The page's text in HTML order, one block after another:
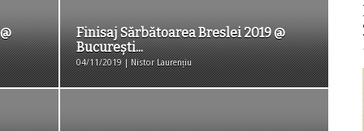
Finisaj Sărbătoarea Breslei 2019 @
București...
04/11/2019 | Nistor Laurențiu